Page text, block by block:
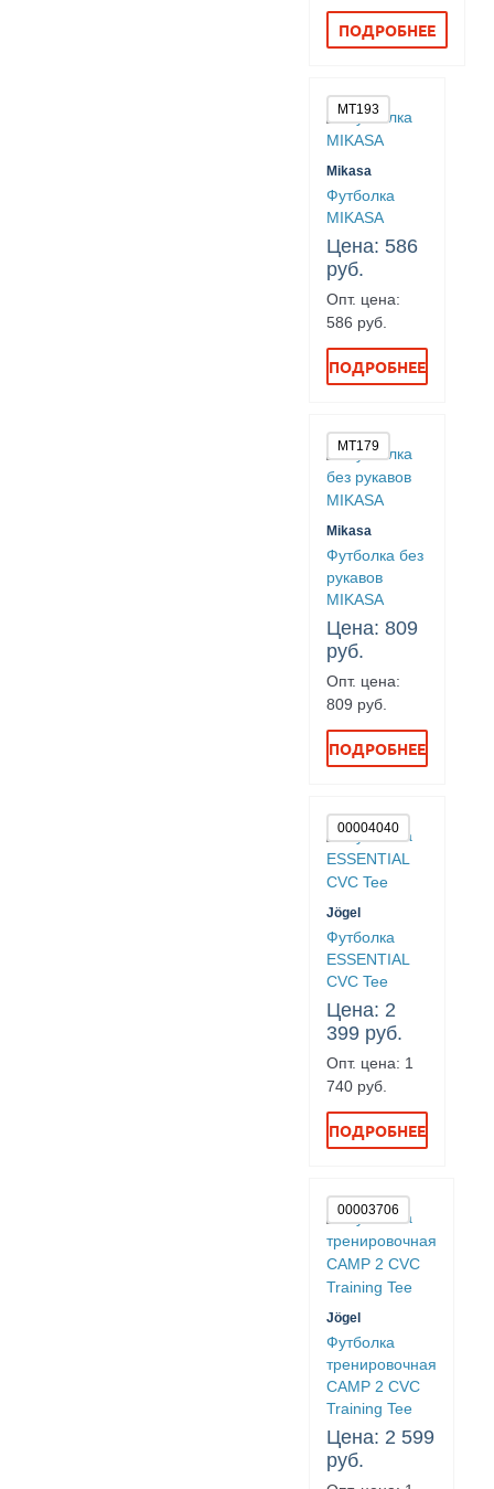
ПОДРОБНЕЕ
MT193
Mikasa
Футболка
MIKASA
Цена: 586
руб.
Опт. цена:
586 руб.
ПОДРОБНЕЕ
MT179
Mikasa
Футболка без
рукавов
MIKASA
Цена: 809
руб.
Опт. цена:
809 руб.
ПОДРОБНЕЕ
00004040
Jögel
Футболка
ESSENTIAL
CVC Tee
Цена: 2
399 руб.
Опт. цена: 1
740 руб.
ПОДРОБНЕЕ
00003706
Jögel
Футболка
тренировочная
CAMP 2 CVC
Training Tee
Цена: 2 599
руб.